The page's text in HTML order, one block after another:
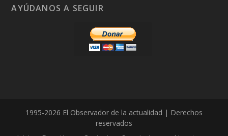
AYÚDANOS A SEGUIR
1995-2026 El Observador de la actualidad | Derechos
reservados